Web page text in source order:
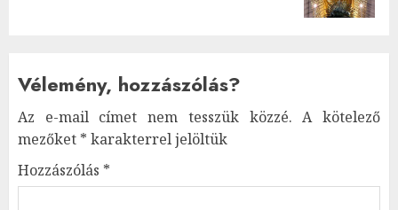
Vélemény, hozzászólás?
Az e-mail címet nem tesszük közzé. A kötelező
mezőket * karakterrel jelöltük
Hozzászólás *